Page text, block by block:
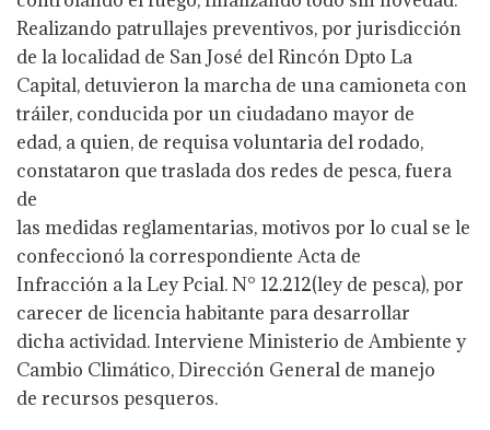
Realizando patrullajes preventivos, por jurisdicción
de la localidad de San José del Rincón Dpto La
Capital, detuvieron la marcha de una camioneta con
tráiler, conducida por un ciudadano mayor de
edad, a quien, de requisa voluntaria del rodado,
constataron que traslada dos redes de pesca, fuera
de
las medidas reglamentarias, motivos por lo cual se le
confeccionó la correspondiente Acta de
Infracción a la Ley Pcial. N° 12.212(ley de pesca), por
carecer de licencia habitante para desarrollar
dicha actividad. Interviene Ministerio de Ambiente y
Cambio Climático, Dirección General de manejo
de recursos pesqueros.